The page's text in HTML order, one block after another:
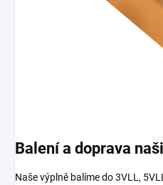
Balení a doprava
Naše výplně balíme do 3VLL,